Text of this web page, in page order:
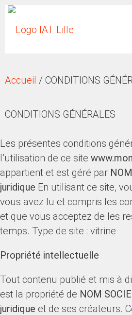
Accueil / CONDITIONS
CONDITIONS GÉNÉRALES
Les présentes conditions
l’utilisation de ce site
appartient et est géré par
juridique En utilisant ce site,
vous avez lu et compris les
et que vous acceptez de les
temps. Type de site : vitrine
Propriété intellectuelle
Tout contenu publié et mis à
est la propriété de NOM
juridique et de ses créateurs.